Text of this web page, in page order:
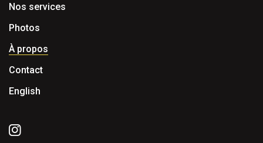
Nos services
Photos
À propos
Contact
English